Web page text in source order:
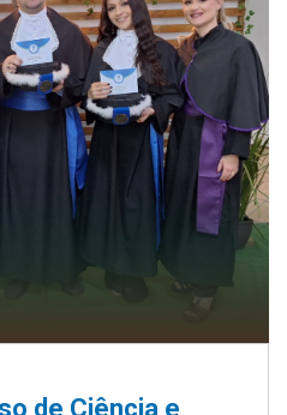
de Ciência e